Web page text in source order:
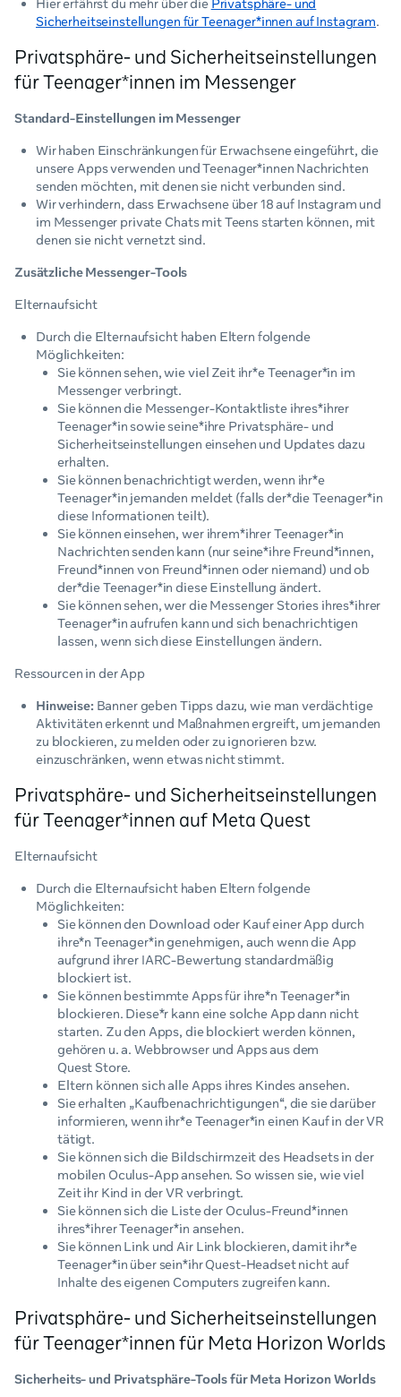
Hier erfährst du mehr über die Privatsphäre- und
Sicherheitseinstellungen für Teenager*innen auf Instagram.
Privatsphäre- und Sicherheitseinstellungen
für Teenager*innen im Messenger
Standard-Einstellungen im Messenger
Wir haben Einschränkungen für Erwachsene eingeführt, die
unsere Apps verwenden und Teenager*innen Nachrichten
senden möchten, mit denen sie nicht verbunden sind.
Wir verhindern, dass Erwachsene über 18 auf Instagram und
im Messenger private Chats mit Teens starten können, mit
denen sie nicht vernetzt sind.
Zusätzliche Messenger-Tools
Elternaufsicht
Durch die Elternaufsicht haben Eltern folgende
Möglichkeiten:
Sie können sehen, wie viel Zeit ihr*e Teenager*in im
Messenger verbringt.
Sie können die Messenger-Kontaktliste ihres*ihrer
Teenager*in sowie seine*ihre Privatsphäre- und
Sicherheitseinstellungen einsehen und Updates dazu
erhalten.
Sie können benachrichtigt werden, wenn ihr*e
Teenager*in jemanden meldet (falls der*die Teenager*in
diese Informationen teilt).
Sie können einsehen, wer ihrem*ihrer Teenager*in
Nachrichten senden kann (nur seine*ihre Freund*innen,
Freund*innen von Freund*innen oder niemand) und ob
der*die Teenager*in diese Einstellung ändert.
Sie können sehen, wer die Messenger Stories ihres*ihrer
Teenager*in aufrufen kann und sich benachrichtigen
lassen, wenn sich diese Einstellungen ändern.
Ressourcen in der App
Hinweise: Banner geben Tipps dazu, wie man verdächtige
Aktivitäten erkennt und Maßnahmen ergreift, um jemanden
zu blockieren, zu melden oder zu ignorieren bzw.
einzuschränken, wenn etwas nicht stimmt.
Privatsphäre- und Sicherheitseinstellungen
für Teenager*innen auf Meta Quest
Elternaufsicht
Durch die Elternaufsicht haben Eltern folgende
Möglichkeiten:
Sie können den Download oder Kauf einer App durch
ihre*n Teenager*in genehmigen, auch wenn die App
aufgrund ihrer IARC-Bewertung standardmäßig
blockiert ist.
Sie können bestimmte Apps für ihre*n Teenager*in
blockieren. Diese*r kann eine solche App dann nicht
starten. Zu den Apps, die blockiert werden können,
gehören u. a. Webbrowser und Apps aus dem
Quest Store.
Eltern können sich alle Apps ihres Kindes ansehen.
Sie erhalten „Kaufbenachrichtigungen“, die sie darüber
informieren, wenn ihr*e Teenager*in einen Kauf in der VR
tätigt.
Sie können sich die Bildschirmzeit des Headsets in der
mobilen Oculus-App ansehen. So wissen sie, wie viel
Zeit ihr Kind in der VR verbringt.
Sie können sich die Liste der Oculus-Freund*innen
ihres*ihrer Teenager*in ansehen.
Sie können Link und Air Link blockieren, damit ihr*e
Teenager*in über sein*ihr Quest-Headset nicht auf
Inhalte des eigenen Computers zugreifen kann.
Privatsphäre- und Sicherheitseinstellungen
für Teenager*innen für Meta Horizon Worlds
Sicherheits- und Privatsphäre-Tools für Meta Horizon Worlds